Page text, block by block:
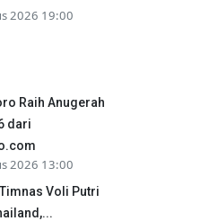
2026 19:00
Raih Anugerah
dari
2026 13:00
Voli Putri